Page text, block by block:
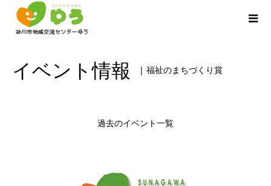
イベント情報 | 福祉のまちづくり賞
過去のイベント一覧